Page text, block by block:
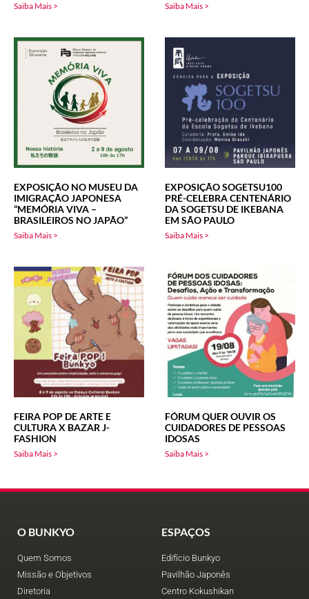
Saiba Mais > Saiba Mais >
EXPOSIÇÃO NO MUSEU DA
IMIGRAÇÃO JAPONESA
“MEMÓRIA VIVA –
BRASILEIROS NO JAPÃO”
Saiba Mais >
EXPOSIÇÃO SOGETSU100
PRÉ-CELEBRA CENTENÁRIO
DA SOGETSU DE IKEBANA
EM SÃO PAULO
Saiba Mais >
FEIRA POP DE ARTE E
CULTURA X BAZAR J-
FASHION
Saiba Mais >
FÓRUM QUER OUVIR OS
CUIDADORES DE PESSOAS
IDOSAS
Saiba Mais >
O BUNKYO
Quem Somos
Missão e Objetivos
Diretoria
ESPAÇOS
Edifício Bunkyo
Pavilhão Japonês
Centro Kokushikan